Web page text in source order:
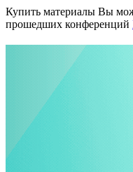
Купить материалы Вы
прошедших конференций